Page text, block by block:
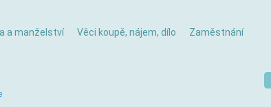
a manželství Věci koupě, nájem, dílo Zaměstnání